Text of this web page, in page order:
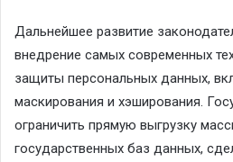
Дальнейшее развитие
внедрение самых современных
защиты персональных данных,
маскирования и хэширования.
ограничить прямую выгрузку
государственных баз данных,